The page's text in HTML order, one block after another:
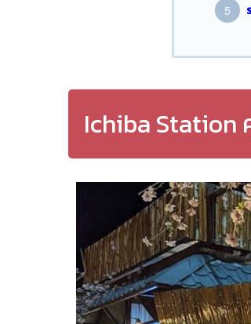
Ichiba Station